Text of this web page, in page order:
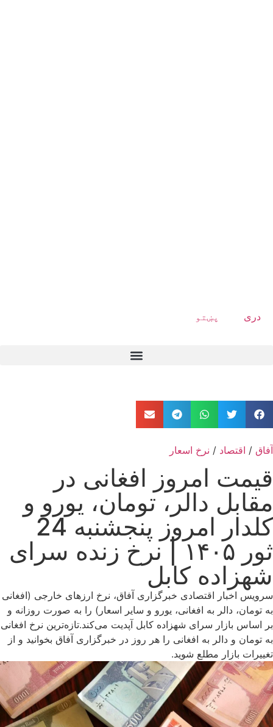
دری پښتو
آفاق / اقتصاد / نرخ اسعار
قیمت امروز افغانی در
مقابل دالر، تومان، یورو و
کلدار امروز پنجشنبه 24
ثور ۱۴۰۵ | نرخ زنده سرای
شهزاده کابل
سرویس اخبار اقتصادی خبرگزاری آفاق، نرخ ارزهای خارجی (افغانی
به تومان، دالر به افغانی، یورو و سایر اسعار) را به صورت روزانه و
بر اساس بازار سرای شهزاده کابل آپدیت می‌کند.تازه‌ترین نرخ افغانی
به تومان و دالر به افغانی را هر روز در خبرگزاری آفاق بخوانید و از
تغییرات بازار مطلع شوید.